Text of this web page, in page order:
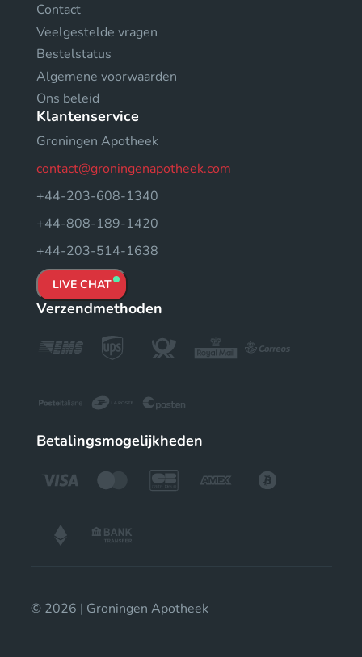
Contact
Veelgestelde vragen
Bestelstatus
Algemene voorwaarden
Ons beleid
Klantenservice
Groningen Apotheek
contact@groningenapotheek.com
+44-203-608-1340
+44-808-189-1420
+44-203-514-1638
LIVE CHAT
Verzendmethoden
Betalingsmogelijkheden
© 2026 | Groningen Apotheek